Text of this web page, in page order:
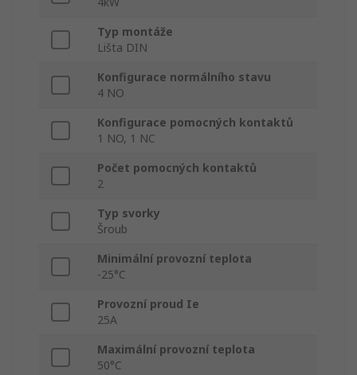
Typ montáže
Lišta DIN
Konfigurace normálního stavu
4 NO
Konfigurace pomocných kontaktů
1 NO, 1 NC
Počet pomocných kontaktů
2
Typ svorky
Šroub
Minimální provozní teplota
-25°C
Provozní proud Ie
25A
Maximální provozní teplota
50°C